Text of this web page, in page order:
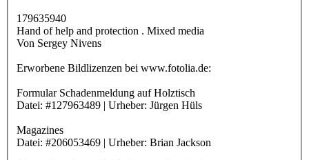
179635940
Hand of help and protection . Mixed media
Von Sergey Nivens
Erworbene Bildlizenzen bei www.fotolia.de:
Formular Schadenmeldung auf Holztisch
Datei: #127963489 | Urheber: Jürgen Hüls
Magazines
Datei: #206053469 | Urheber: Brian Jackson